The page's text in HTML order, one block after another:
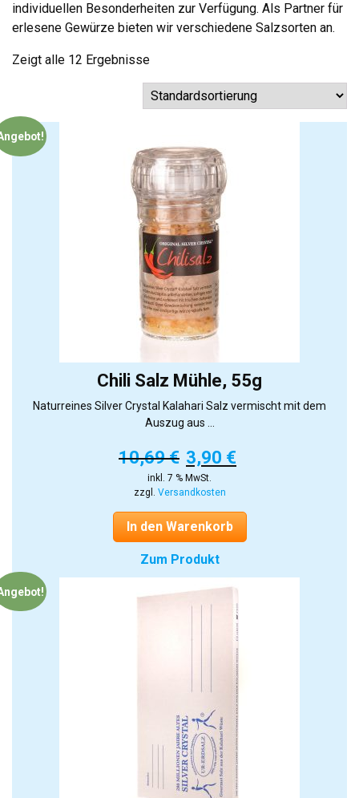
individuellen Besonderheiten zur Verfügung. Als Partner für
erlesene Gewürze bieten wir verschiedene Salzsorten an.
Zeigt alle 12 Ergebnisse
Chili Salz Mühle, 55g
Naturreines Silver Crystal Kalahari Salz vermischt mit dem
Auszug aus ...
10,69€ 3,90 €
inkl. 7 % MwSt.
zzgl. Versandkosten
In den Warenkorb
Zum Produkt